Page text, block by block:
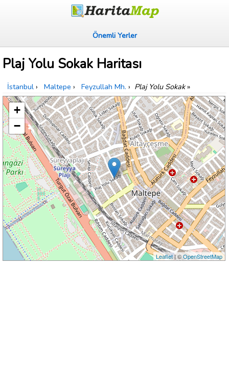
Önemli Yerler
Plaj Yolu Sokak Haritası
İstanbul › Maltepe › Feyzullah Mh. › Plaj Yolu Sokak»
+
−
Leaflet| ©OpenStreetMap